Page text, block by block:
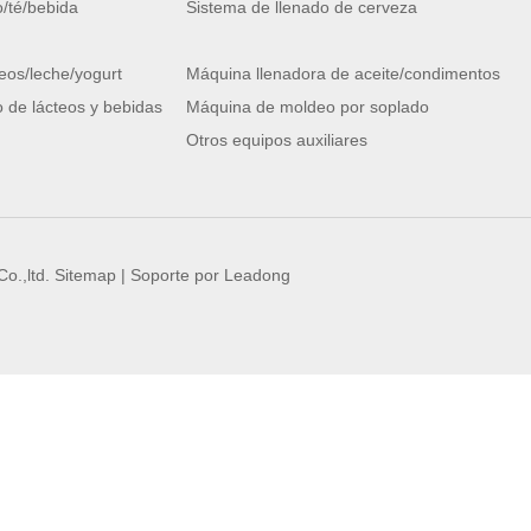
té/bebida Sistema de llenado de cerveza
leche/yogurt
Máquina llenadora de aceite/condimentos
de lácteos y bebidas
Máquina de moldeo por soplado
Otros equipos auxiliares
Sitemap | Soporte por Leadong